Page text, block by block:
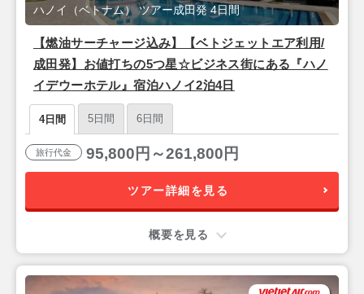
【燃油サーチャージ込み】【ベトジェットエア利用/
成田発】お値打ちの5つ星☆ビジネス街にある『ハノ
イデウーホテル』宿泊ハノイ2泊4日
ハノイ（ベトナム） ツアー成田発 4日間
4日間 5日間 6日間
旅行代金 95,800円～261,800円
ツアー詳細を見る
概要を見る